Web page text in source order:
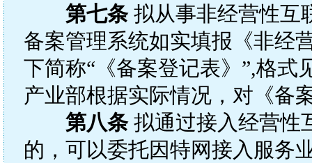
第七条拟从事非经营性互
备案管理系统如实填报《非经
下简称“《备案登记表》”,格式
产业部根据实际情况，对《备
第八条拟通过接入经营性
的，可以委托因特网接入服务